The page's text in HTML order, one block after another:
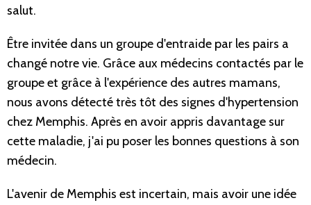
salut.
Être invitée dans un groupe d'entraide par les pairs a
changé notre vie. Grâce aux médecins contactés par le
groupe et grâce à l'expérience des autres mamans,
nous avons détecté très tôt des signes d'hypertension
chez Memphis. Après en avoir appris davantage sur
cette maladie, j'ai pu poser les bonnes questions à son
médecin.
L'avenir de Memphis est incertain, mais avoir une idée